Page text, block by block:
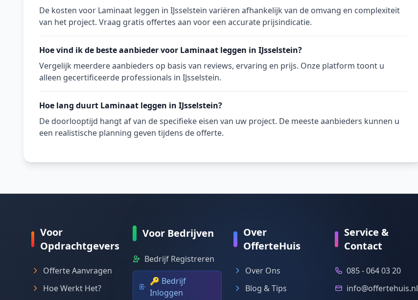
De kosten voor Laminaat leggen in IJsselstein variëren afhankelijk van de omvang en complexiteit
van het project. Vraag gratis offertes aan voor een accurate prijsindicatie.
Hoe vind ik de beste aanbieder voor Laminaat leggen in IJsselstein?
Vergelijk meerdere aanbieders op basis van reviews, ervaring en prijs. Onze platform toont u
alleen gecertificeerde professionals in IJsselstein.
Hoe lang duurt Laminaat leggen in IJsselstein?
De doorlooptijd hangt af van de specifieke eisen van uw project. De meeste aanbieders kunnen u
een realistische planning geven tijdens de offerte.
Voor
Opdrachtgevers
Offerte Aanvragen
Hoe Werkt Het?
Voor Bedrijven
Bedrijf Registreren
🔑 Bedrijf
Inloggen
Over
OfferteHuis
Over Ons
Blog & Tips
Service &
Contact
085 - 064 03 20
info@offertehuis.nl